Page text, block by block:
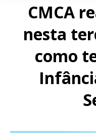
CMCA
nesta
como